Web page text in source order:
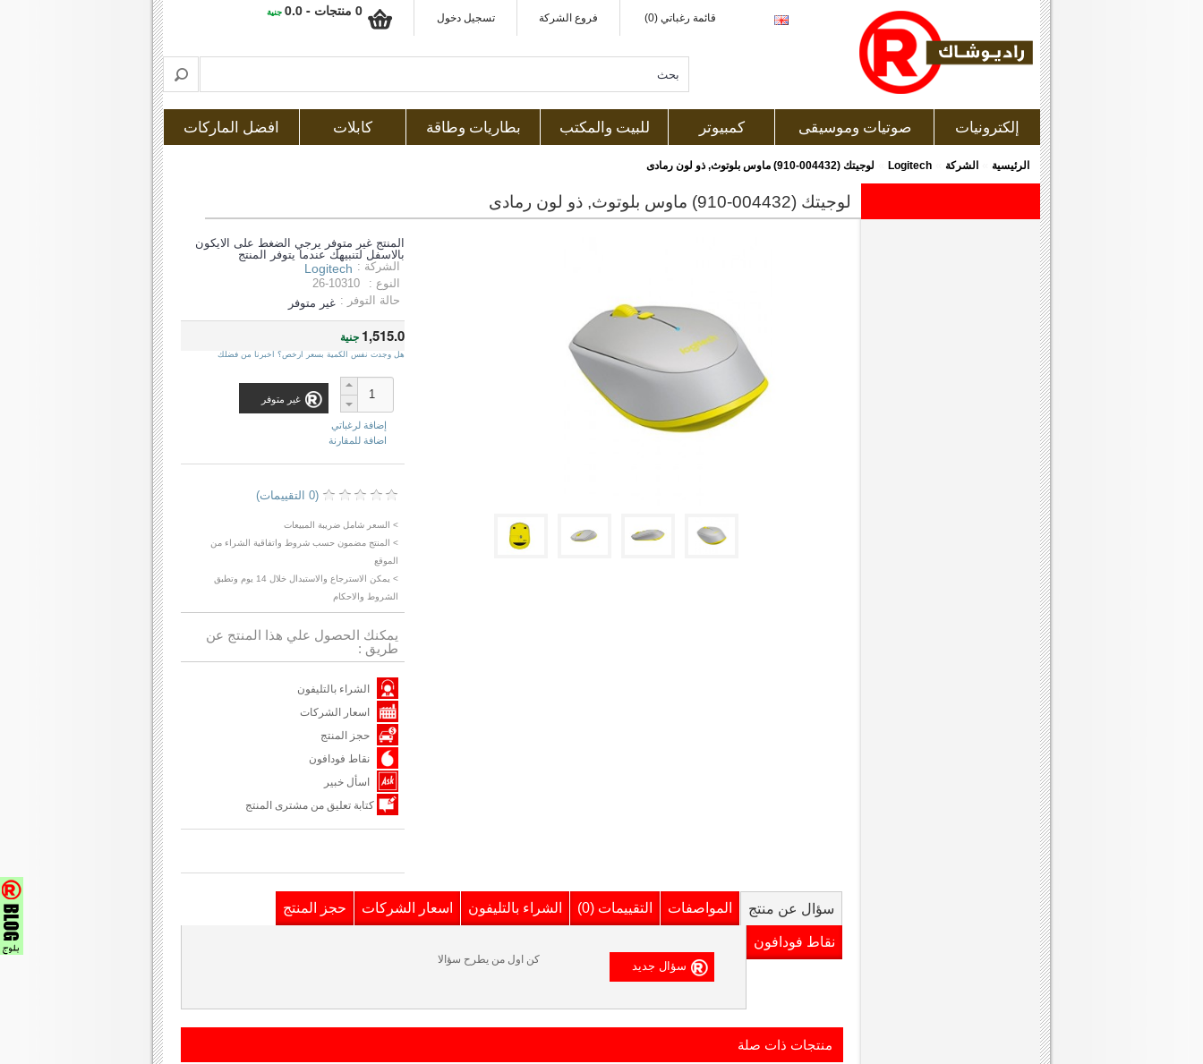
قائمة رغباتي (0) فروع الشركة تسجيل دخول 0 منتجات - 0.0 جنية
إلكترونيات صوتيات وموسيقى كمبيوتر للبيت والمكتب بطاريات وطاقة كابلات افضل الماركات
الرئيسية الشركة Logitech لوجيتك (004432-910) ماوس بلوتوث, ذو لون رمادى
لوجيتك (004432-910) ماوس بلوتوث, ذو لون رمادى
المنتج غير متوفر يرجي الضغط على الايكون
بالاسفل لتنبيهك عندما يتوفر المنتج
الشركة : Logitech
النوع :
26-10310
حالة التوفر : غير متوفر
1,515.0 جنية
هل وجدت نفس الكمية بسعر ارخص؟ اخبرنا من فضلك
غير متوفر
إضافة لرغباتي
اضافة للمقارنة
(0 التقييمات)
> السعر شامل ضريبة المبيعات
> المنتج مضمون حسب شروط واتفاقية الشراء من
الموقع
> يمكن الاسترجاع والاستبدال خلال 14 يوم وتطبق
الشروط والاحكام
يمكنك الحصول علي هذا المنتج عن
طريق :
الشراء بالتليفون
اسعار الشركات
حجز المنتج
نقاط فودافون
اسأل خبير
كتابة تعليق من مشترى المنتج
سؤال عن منتج المواصفات التقييمات (0) الشراء بالتليفون اسعار الشركات حجز المنتج
نقاط فودافون
كن اول من يطرح سؤالا
منتجات ذات صلة